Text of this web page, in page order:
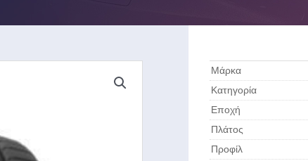
Μάρκα
Κατηγορία
Εποχή
Πλάτος
Προφίλ